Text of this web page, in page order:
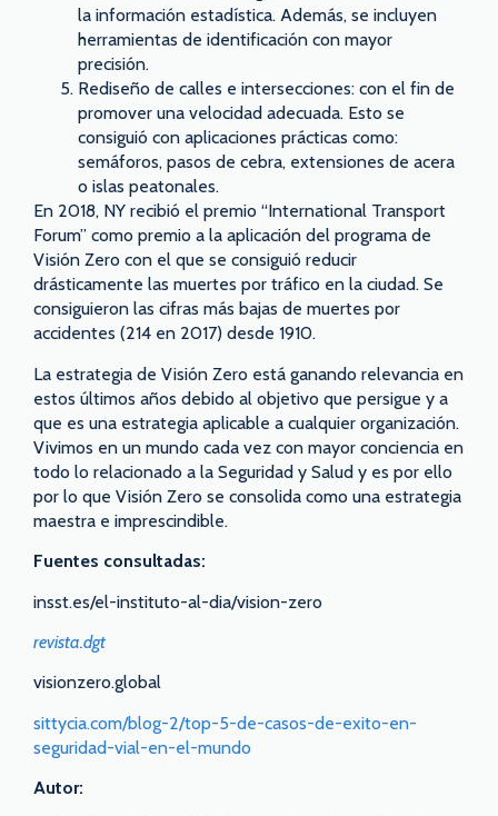
la información estadística. Además, se incluyen
herramientas de identificación con mayor
precisión.
Rediseño de calles e intersecciones: con el fin de
promover una velocidad adecuada. Esto se
consiguió con aplicaciones prácticas como:
semáforos, pasos de cebra, extensiones de acera
o islas peatonales.
En 2018, NY recibió el premio “International Transport
Forum” como premio a la aplicación del programa de
Visión Zero con el que se consiguió reducir
drásticamente las muertes por tráfico en la ciudad. Se
consiguieron las cifras más bajas de muertes por
accidentes (214 en 2017) desde 1910.
La estrategia de Visión Zero está ganando relevancia en
estos últimos años debido al objetivo que persigue y a
que es una estrategia aplicable a cualquier organización.
Vivimos en un mundo cada vez con mayor conciencia en
todo lo relacionado a la Seguridad y Salud y es por ello
por lo que Visión Zero se consolida como una estrategia
maestra e imprescindible.
Fuentes consultadas:
insst.es/el-instituto-al-dia/vision-zero
revista.dgt
visionzero.global
sittycia.com/blog-2/top-5-de-casos-de-exito-en-
seguridad-vial-en-el-mundo
Autor: